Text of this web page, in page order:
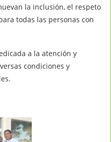
la inclusión, el respeto
todas las personas con
a la atención y
condiciones y